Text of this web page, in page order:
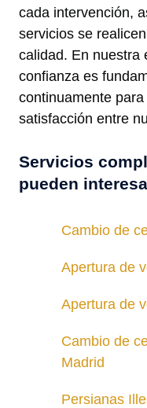
cada intervención,
servicios se
calidad. En nuestra
confianza es
continuamente
satisfacción entre
Servicios
pueden
Cambio de
Apertura de
Apertura de
Cambio de
Madrid
Persianas